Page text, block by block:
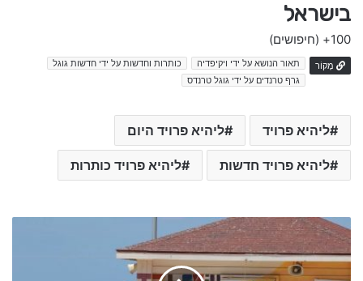
בישראל
100+ (חיפושים)
מָקוֹר תאור הנושא על ידי ויקיפדיה
כותרות וחדשות על ידי חדשות גוגל
גרף טרנדים על ידי גוגל טרנדס
ליהיא פרויד ליהיא פרויד היום
ליהיא פרויד חדשות ליהיא פרויד כותרות
כ
ו
ת
ר